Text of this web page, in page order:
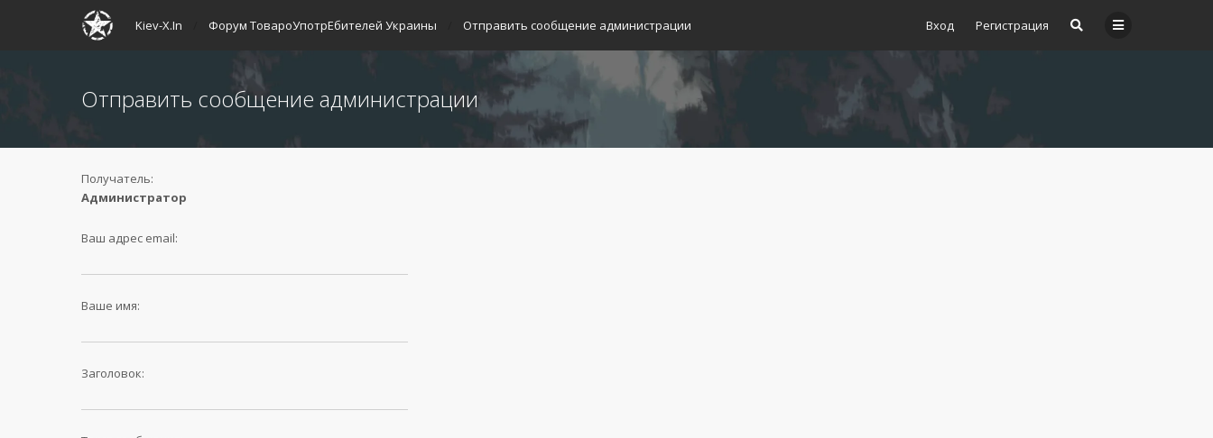
Вход Регистрация
Kiev-X.In Форум ТовароУпотрЕбителей Украины Отправить сообщение администрации
Отправить сообщение администрации
Получатель:
Администратор
Ваш адрес email:
Ваше имя:
Заголовок: